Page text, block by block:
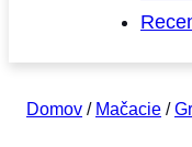
Domov / Mačacie /